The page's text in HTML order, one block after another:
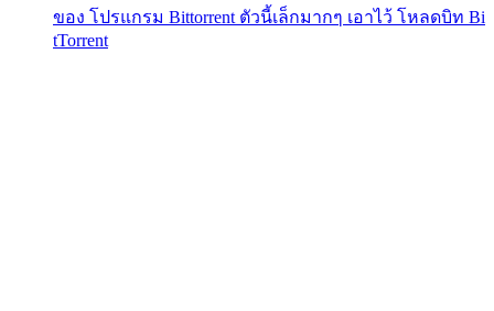
ของ โปรแกรม Bittorrent ตัวนี้เล็กมากๆ เอาไว้ โหลดบิท Bi
tTorrent